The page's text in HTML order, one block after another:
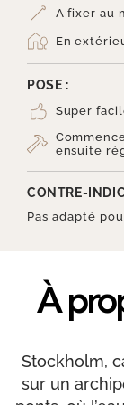
A fixer au
En
POSE :
Super
ensuite
CONTRE-
Pas adapté
À
Stockholm,
sur un